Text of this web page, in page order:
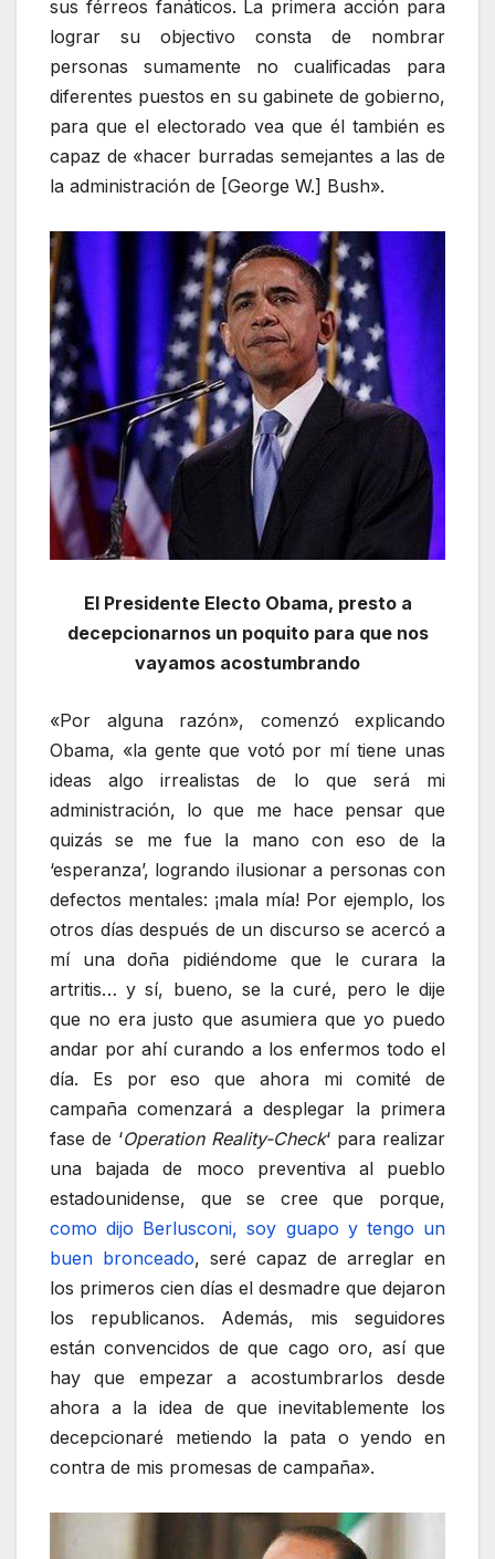
sus férreos fanáticos. La primera acción para
lograr su objectivo consta de nombrar
personas sumamente no cualificadas para
diferentes puestos en su gabinete de gobierno,
para que el electorado vea que él también es
capaz de «hacer burradas semejantes a las de
la administración de [George W.] Bush».
El Presidente Electo Obama, presto a
decepcionarnos un poquito para que nos
vayamos acostumbrando
«Por alguna razón», comenzó explicando
Obama, «la gente que votó por mí tiene unas
ideas algo irrealistas de lo que será mi
administración, lo que me hace pensar que
quizás se me fue la mano con eso de la
‘esperanza’, logrando ilusionar a personas con
defectos mentales: ¡mala mía! Por ejemplo, los
otros días después de un discurso se acercó a
mí una doña pidiéndome que le curara la
artritis… y sí, bueno, se la curé, pero le dije
que no era justo que asumiera que yo puedo
andar por ahí curando a los enfermos todo el
día. Es por eso que ahora mi comité de
campaña comenzará a desplegar la primera
fase de ‘Operation Reality-Check‘ para realizar
una bajada de moco preventiva al pueblo
estadounidense, que se cree que porque,
como dijo Berlusconi, soy guapo y tengo un
buen bronceado, seré capaz de arreglar en
los primeros cien días el desmadre que dejaron
los republicanos. Además, mis seguidores
están convencidos de que cago oro, así que
hay que empezar a acostumbrarlos desde
ahora a la idea de que inevitablemente los
decepcionaré metiendo la pata o yendo en
contra de mis promesas de campaña».